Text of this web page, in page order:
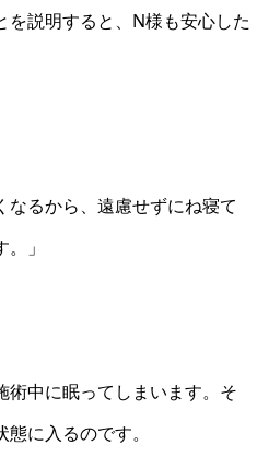
を説明すると、N様も安心した
なるから、遠慮せずにね寝て
」
術中に眠ってしまいます。そ
に入るのです。